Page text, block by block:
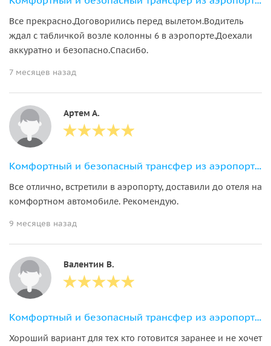
Все прекрасно.Договорились перед вылетом.Водитель
ждал с табличкой возле колонны 6 в аэропорте.Доехали
аккуратно и безопасно.Спасибо.
7 месяцев назад
Артем А.
Комфортный и безопасный трансфер из аэропорта в ваш отель в Нячанге
Все отлично, встретили в аэропорту, доставили до отеля на
комфортном автомобиле. Рекомендую.
9 месяцев назад
Валентин В.
Комфортный и безопасный трансфер из аэропорта в ваш отель в Нячанге
Хороший вариант для тех кто готовится заранее и не хочет